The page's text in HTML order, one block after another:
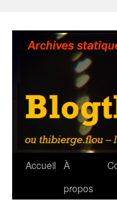
contenu
Accueil À
propos